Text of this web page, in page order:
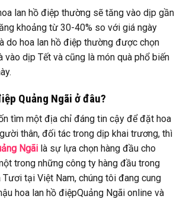
lan hồ điệp thường sẽ tăng vào dịp gần
khoảng từ 30-40% so với giá ngày
do hoa lan hồ điệp thường được chọn
vào dịp Tết và cũng là món quà phổ biến
Quảng Ngãi ở đâu?
tìm một địa chỉ đáng tin cậy để đặt hoa
thân, đối tác trong dịp khai trương, thì
Ngãi là sự lựa chọn hàng đầu cho
trong những công ty hàng đầu trong
Tươi tại Việt Nam, chúng tôi đang cung
hoa lan hồ điệpQuảng Ngãi online và